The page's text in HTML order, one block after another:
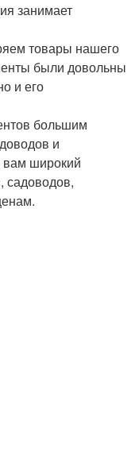
занимает
товары нашего
были довольны
и его
большим
и
широкий
садоводов,